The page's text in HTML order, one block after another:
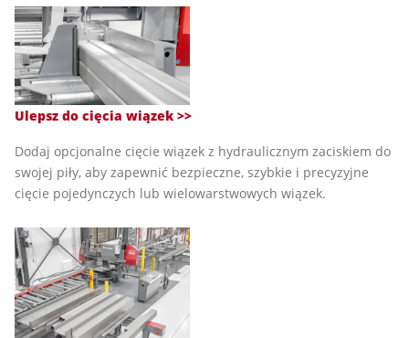
Ulepsz do cięcia wiązek >>
Dodaj opcjonalne cięcie wiązek z hydraulicznym zaciskiem do
swojej piły, aby zapewnić bezpieczne, szybkie i precyzyjne
cięcie pojedynczych lub wielowarstwowych wiązek.